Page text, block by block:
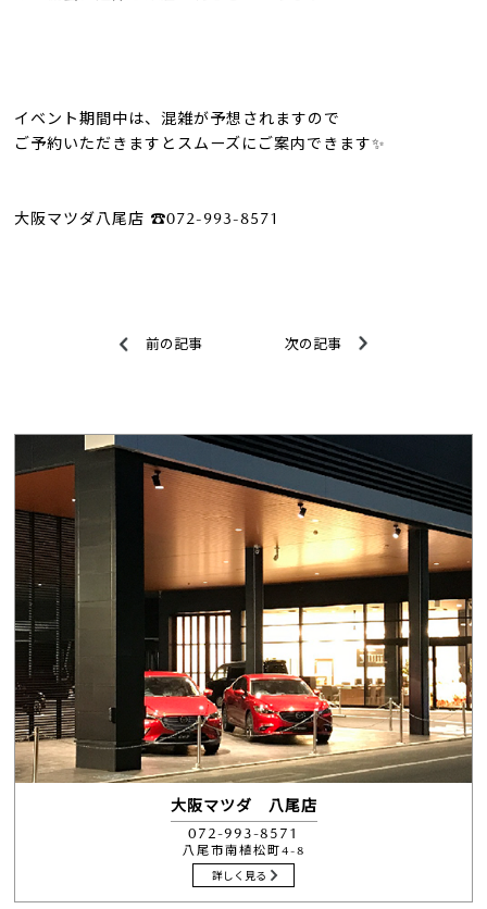
イベント期間中は、混雑が予想されますので
ご予約いただきますとスムーズにご案内できます✨
大阪マツダ八尾店 ☎️072-993-8571
前の記事 次の記事
大阪マツダ 八尾店
072-993-8571
八尾市南植松町4-8
詳しく見る